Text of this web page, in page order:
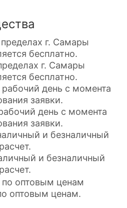
г. Самары
бесплатно.
день с момента
заявки.
и безналичный
расчет.
оптовым ценам.